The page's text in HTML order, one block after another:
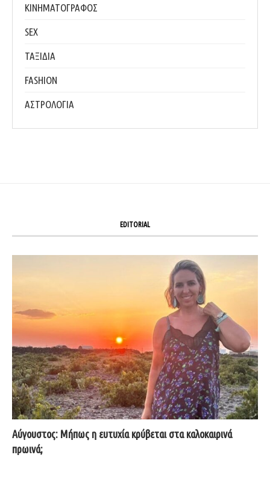
ΚΙΝΗΜΑΤΟΓΡΑΦΟΣ
SEX
ΤΑΞΙΔΙΑ
FASHION
ΑΣΤΡΟΛΟΓΙΑ
EDITORIAL
Αύγουστος: Μήπως η ευτυχία κρύβεται στα καλοκαιρινά
πρωινά;